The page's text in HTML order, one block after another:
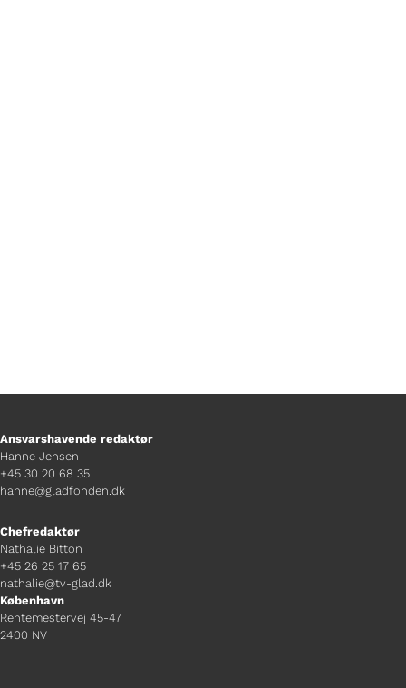
Ansvarshavende redaktør
Hanne Jensen
+45 30 20 68 35
hanne@gladfonden.dk
Chefredaktør
Nathalie Bitton
+45 26 25 17 65
nathalie@tv-glad.dk
København
Rentemestervej 45-47
2400 NV